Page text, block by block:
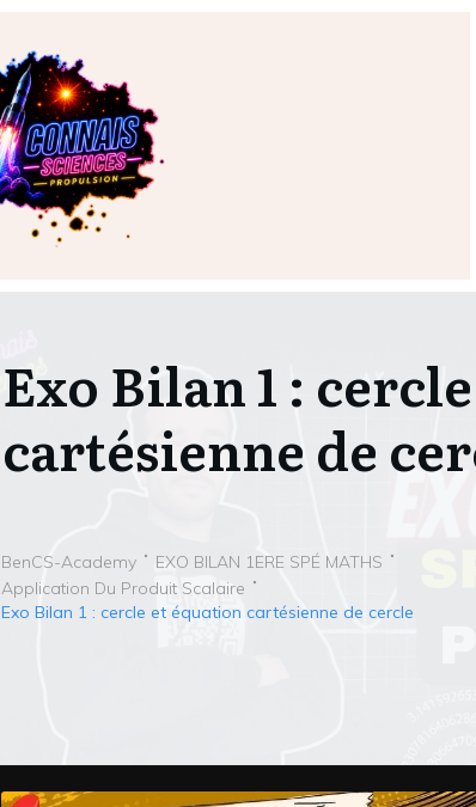
Exo Bilan 1 :
cartésienne de
BenCS-Academy
EXO BILAN 1ERE SPÉ MATHS
Application Du Produit Scalaire
Exo Bilan 1 : cercle et équation cartésienne de cercle